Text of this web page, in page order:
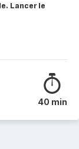
Lancer le
40 min